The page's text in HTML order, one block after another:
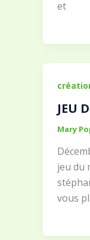
et
JEU
Mary
jeu du
vous